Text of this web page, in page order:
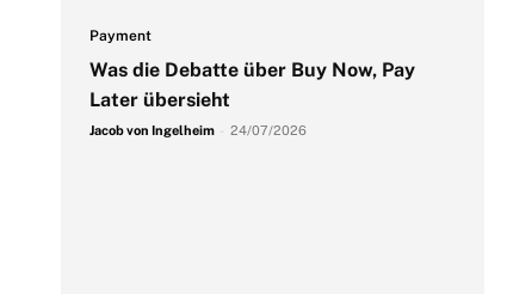
Payment
Was die Debatte über Buy Now, Pay
Later übersieht
Jacob von Ingelheim 24/07/2026